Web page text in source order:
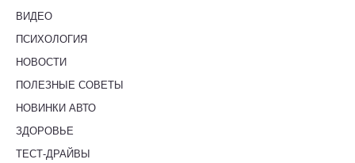
ВИДЕО
ПСИХОЛОГИЯ
НОВОСТИ
ПОЛЕЗНЫЕ СОВЕТЫ
НОВИНКИ АВТО
ЗДОРОВЬЕ
ТЕСТ-ДРАЙВЫ